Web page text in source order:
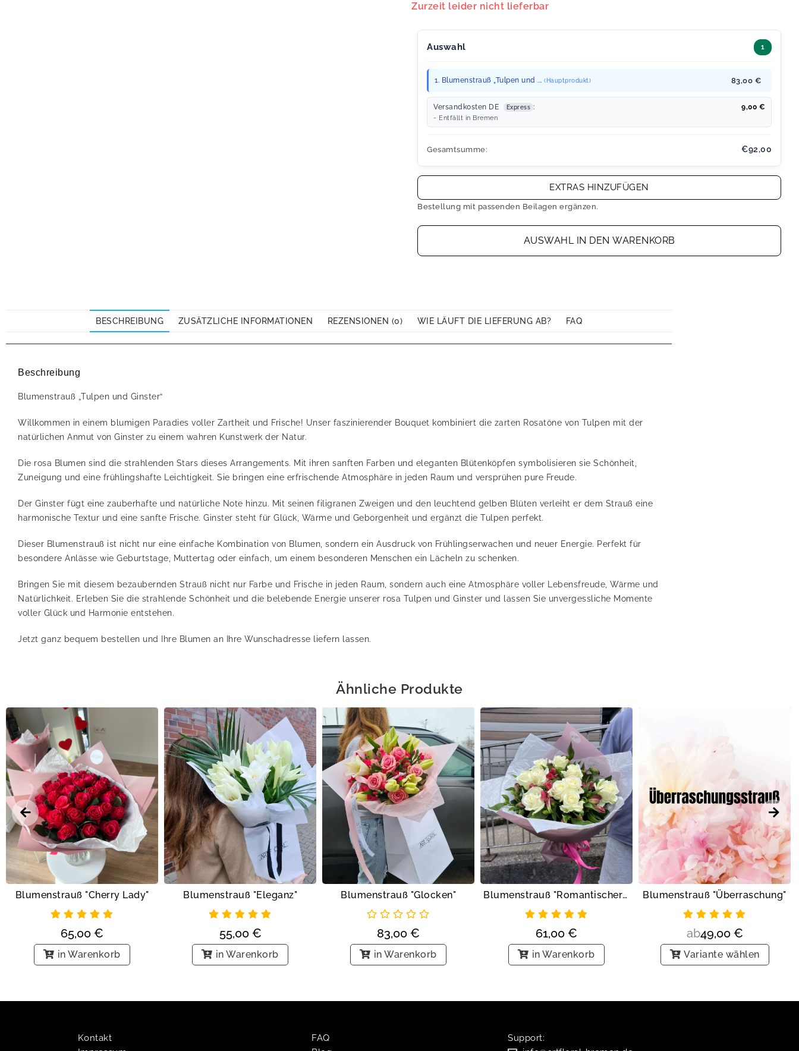
Zurzeit leider nicht lieferbar
Auswahl 1
1. Blumenstrauß „Tulpen und ... (Hauptprodukt) 83,00 €
Versandkosten DE Express : 9,00 €
- Entfällt in Bremen
Gesamtsumme: €92,00
EXTRAS HINZUFÜGEN
Bestellung mit passenden Beilagen ergänzen.
AUSWAHL IN DEN WARENKORB
BESCHREIBUNG ZUSÄTZLICHE INFORMATIONEN REZENSIONEN (0) WIE LÄUFT DIE LIEFERUNG AB? FAQ
Beschreibung
Blumenstrauß „Tulpen und Ginster“
Willkommen in einem blumigen Paradies voller Zartheit und Frische! Unser faszinierender Bouquet kombiniert die zarten Rosatöne von Tulpen mit der
natürlichen Anmut von Ginster zu einem wahren Kunstwerk der Natur.
Die rosa Blumen sind die strahlenden Stars dieses Arrangements. Mit ihren sanften Farben und eleganten Blütenköpfen symbolisieren sie Schönheit,
Zuneigung und eine frühlingshafte Leichtigkeit. Sie bringen eine erfrischende Atmosphäre in jeden Raum und versprühen pure Freude.
Der Ginster fügt eine zauberhafte und natürliche Note hinzu. Mit seinen filigranen Zweigen und den leuchtend gelben Blüten verleiht er dem Strauß eine
harmonische Textur und eine sanfte Frische. Ginster steht für Glück, Wärme und Geborgenheit und ergänzt die Tulpen perfekt.
Dieser Blumenstrauß ist nicht nur eine einfache Kombination von Blumen, sondern ein Ausdruck von Frühlingserwachen und neuer Energie. Perfekt für
besondere Anlässe wie Geburtstage, Muttertag oder einfach, um einem besonderen Menschen ein Lächeln zu schenken.
Bringen Sie mit diesem bezaubernden Strauß nicht nur Farbe und Frische in jeden Raum, sondern auch eine Atmosphäre voller Lebensfreude, Wärme und
Natürlichkeit. Erleben Sie die strahlende Schönheit und die belebende Energie unserer rosa Tulpen und Ginster und lassen Sie unvergessliche Momente
voller Glück und Harmonie entstehen.
Jetzt ganz bequem bestellen und Ihre Blumen an Ihre Wunschadresse liefern lassen.
Ähnliche Produkte
Blumenstrauß "Cherry Lady"
65,00 €
in Warenkorb
Blumenstrauß "Eleganz"
55,00 €
in Warenkorb
Blumenstrauß "Glocken"
83,00 €
in Warenkorb
Blumenstrauß "Romantischer Garten"
61,00 €
in Warenkorb
Blumenstrauß "Überraschung"
ab49,00 €
Variante wählen
Kontakt
FAQ
Support:​